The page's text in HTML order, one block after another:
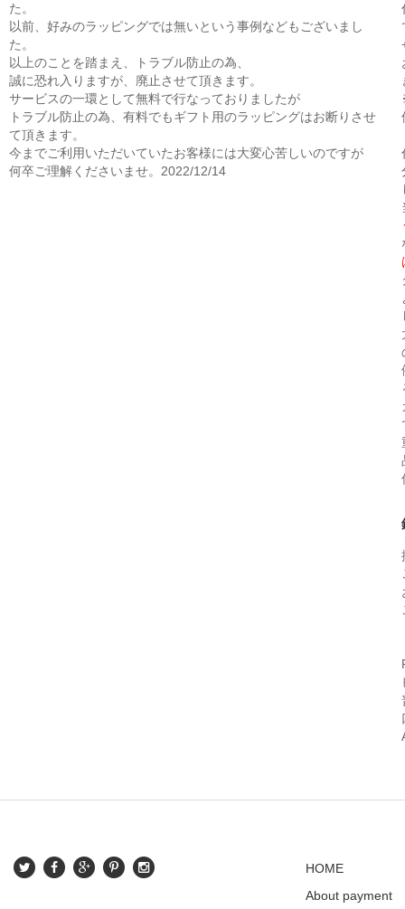
た。
以前、好みのラッピングでは無いという事例などもございまし
た。
以上のことを踏まえ、トラブル防止の為、
誠に恐れ入りますが、廃止させて頂きます。
サービスの一環として無料で行なっておりましたが
トラブル防止の為、有料でもギフト用のラッピングはお断りさせ
て頂きます。
今までご利用いただいていたお客様には大変心苦しいのですが
何卒ご理解くださいませ。2022/12/14
HOME
About payment